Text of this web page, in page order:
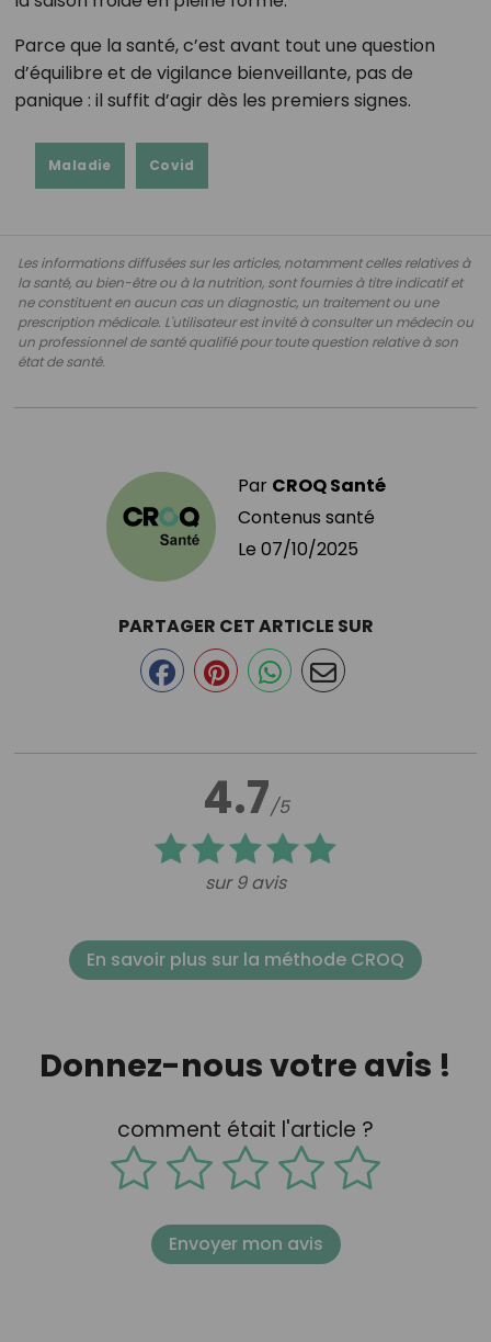
Parce que la santé, c’est avant tout une question
d’équilibre et de vigilance bienveillante, pas de
panique : il suffit d’agir dès les premiers signes.
Maladie Covid
Les informations diffusées sur les articles, notamment celles relatives à
la santé, au bien-être ou à la nutrition, sont fournies à titre indicatif et
ne constituent en aucun cas un diagnostic, un traitement ou une
prescription médicale. L'utilisateur est invité à consulter un médecin ou
un professionnel de santé qualifié pour toute question relative à son
état de santé.
Par CROQ Santé
Contenus santé
Le 07/10/2025
4.7/5
sur 9 avis
PARTAGER CET ARTICLE SUR
En savoir plus sur la méthode CROQ
Donnez-nous votre avis !
comment était l'article ?
Envoyer mon avis